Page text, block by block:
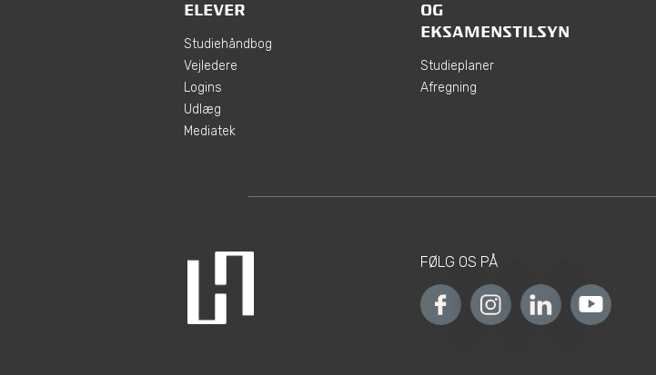
ELEVER
Studiehåndbog
Vejledere
Logins
Udlæg
Mediatek
OG
EKSAMENSTILSYN
Studieplaner
Afregning
FØLG OS PÅ